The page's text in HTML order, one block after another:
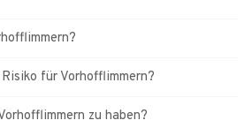
für Vorhofflimmern?
zu haben?